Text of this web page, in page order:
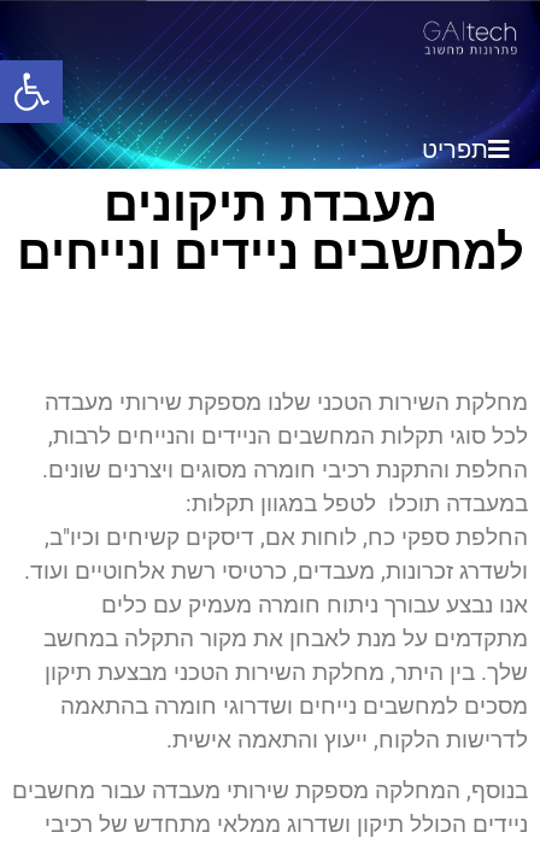
תפריט
מעבדת תיקונים
למחשבים ניידים ונייחים
מחלקת השירות הטכני שלנו מספקת שירותי מעבדה
לכל סוגי תקלות המחשבים הניידים והנייחים לרבות,
החלפת והתקנת רכיבי חומרה מסוגים ויצרנים שונים.
במעבדה תוכלו לטפל במגוון תקלות:
החלפת ספקי כח, לוחות אם, דיסקים קשיחים וכיו"ב,
ולשדרג זכרונות, מעבדים, כרטיסי רשת אלחוטיים ועוד.
אנו נבצע עבורך ניתוח חומרה מעמיק עם כלים
מתקדמים על מנת לאבחן את מקור התקלה במחשב
שלך. בין היתר, מחלקת השירות הטכני מבצעת תיקון
מסכים למחשבים נייחים ושדרוגי חומרה בהתאמה
לדרישות הלקוח, ייעוץ והתאמה אישית.
בנוסף, המחלקה מספקת שירותי מעבדה עבור מחשבים
ניידים הכולל תיקון ושדרוג ממלאי מתחדש של רכיבי
פתח